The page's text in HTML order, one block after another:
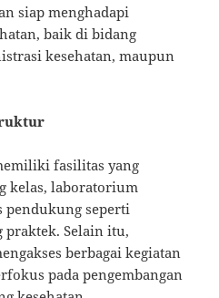
siap menghadapi
baik di bidang
kesehatan, maupun
fasilitas yang
kelas, laboratorium
pendukung seperti
praktek. Selain itu,
berbagai kegiatan
pada pengembangan